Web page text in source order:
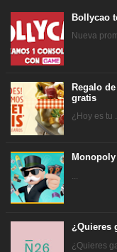
Bollycao
Nueva
Regalo
gratis
¿Hoy es tu
¿Quieres
¿Quieres